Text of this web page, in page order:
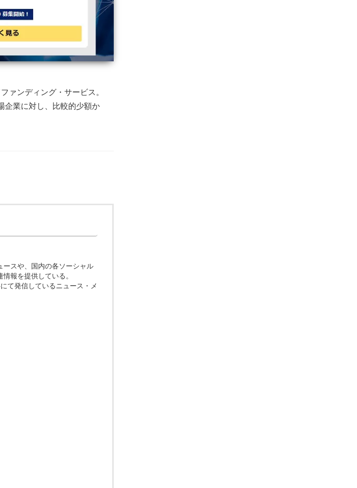
ァンディング・サービス。
企業に対し、比較的少額か
スや、国内の各ソーシャル
報を提供している。
て発信しているニュース・メ